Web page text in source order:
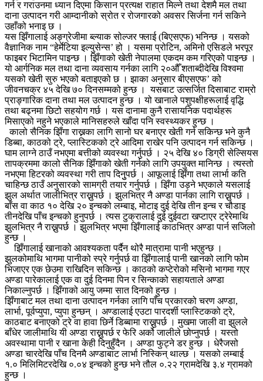
गर्न र गराउनमा ध्यान दिएमा किसान प्रत्यक्ष राहात मिल्ने तथा देशमै मल तथा
दाना उत्पादन गरी आम्दानीको स्रोत र रोजगारको अवसर सिर्जना गर्न सकिने
उहाँको भनाइ छ ।
यस झिँगालाई अङ्ग्रेजीमा ब्ल्याक सोल्जर फ्लाई (बिएसएफ) भनिन्छ । यसको
वैज्ञानिक नाम “हेर्मेटिया इल्युसेन्स’ हो । यसमा प्रोटिन, अमिनो एसिडले भरपूर
फाइबर भिटामिन पाइन्छ । झिँगाको खेती नेपालमा एकदम कम गरिएको पाइन्छ ।
यो आर्गनिक मल तथा दाना व्यवसाय गर्नका लागि २०औँ शताब्दीदेखि विश्वमा
यसको खेती सुरु भएको बताइएको छ । झाका अनुसार बीएसएफ’ को
जीवनचक्र ४५ देखि ७० दिनसम्मको हुन्छ । यसबाट उत्सर्जित दिसाबाट राम्रो
प्राङ्गारिक दाना तथा मल उत्पादन हुन्छ । यो खानाले पशुपक्षीहरूलाई वृद्धि
तथा बढ्नमा छिटो सहयोग गर्छ । यस दानामा कुनै रासायनिक पदार्थहरू
मिसाएको नहुने भएकाले मानिसहरुले खाँदा पनि स्वस्थ्यकर हुन्छ ।
कालो सैनिक झिँगा राख्नका लागि सानो घर बनाएर खेती गर्न सकिन्छ भने कुनै
डिब्बा, काठको ट्रे, प्लास्टिकको ट्रे आदिमा राखेर पनि उत्पादन गर्न सकिन्छ ।
घाम लाग्ने ठाउँ नभएमा बत्तीको व्यवस्था गर्नुपर्छ । २५ देखि ४० डिग्री सेल्सियस
तापक्रममा कालो सैनिक झिँगाको खेती गर्नको लागि उपयुक्त मानिन्छ । त्यस्तो
नभएमा हिटरको व्यवस्था गरी ताप दिनुुपर्छ । आफूलाई झिँगा तथा लार्भा कति
चाहिन्छ ठाउँ अनुसारको सामग्री तयार गर्नुपर्छ । झिँगा उड्ने भएकाले यसलाई
झुल अर्थात जालीभित्र राख्नुपर्छ । झुलभित्र नै अण्डा पार्नका लागि राख्नुपर्छ ।
बाँस वा काठ १० देखि २० इन्चको लम्बाइ, मोटाइ दुई देखि तीन इन्च र चौडाइ
तीनदेखि पाँच इन्चको हुनुपर्छ । त्यस टुक्रालाई दुई दुईवटा खप्टाएर ट्रेरेमाथि
झुलभित्र नै राख्नुपर्छ । झुलभित्र भएमा झिँगालाई काठभित्र अण्डा पार्न सजिलो
हुन्छ ।
झिँगालाई खानाको आवश्यकता पर्दैन थोरै मात्रामा पानी भएहुन्छ ।
झुलकोमाथि भागमा पानीको स्प्रे गर्नुपर्छ वा झिँगालाई पानी खानको लागि फोम
भिजाएर एक छेउमा राखिदिन सकिन्छ । काठको कप्टेरोको मसिनो भागमा गएर
अण्डा पारेकालाई एक वा दुई दिनमा पिन र सिन्काको सहायताले अण्डा
निकाल्नुपर्छ । झिँगाको आयु जम्मा सात दिनको हुन्छ ।
झिँगाबाट मल तथा दाना उत्पादन गर्नका लागि पाँच प्रकारको चरण अण्डा,
लार्भा, पूर्वप्युपा, प्युपा हुन्छन् । अण्डालाई एउटा पारदर्शी प्लास्टिकको ट्रे,
काठबाट बनाएको ट्रे वा हावा छिर्ने डिब्बामा राख्नुपर्छ । मुखमा जाली वा झुलले
बाँधेर जालीमाथि यी अण्डा राख्नुपर्छ र फेरि अर्को जालीले छोप्नुपर्छ । यस्तो
अवस्थामा पानी र खाना केही दिनुहुँदैन । अण्डा फुट्ने डर हुन्छ । धेरैजसो
अण्डा चारदेखि पाँच दिनमै अण्डाबाट लार्भा निस्किन् थाल्छ । यसको लम्बाई
१.० मिलिमिटरदेखि ०.०४ इन्चको हुन्छ भने तौल ०.२२ ग्रामदेखि ३.४ ग्रामको
हुन्छ ।